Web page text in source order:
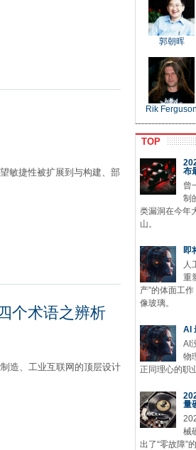
敏捷性被扩展到与构建、部
个术语之辨析
造、工业互联网的顶层设计
郭朝晖
Rik Ferguson
TOP
布
曾
制
类漏洞在今年
山。
即
人
重
产”的体面工
像玻璃。
AI
AI
物
正同理心的职
量
械
出了“零故障”